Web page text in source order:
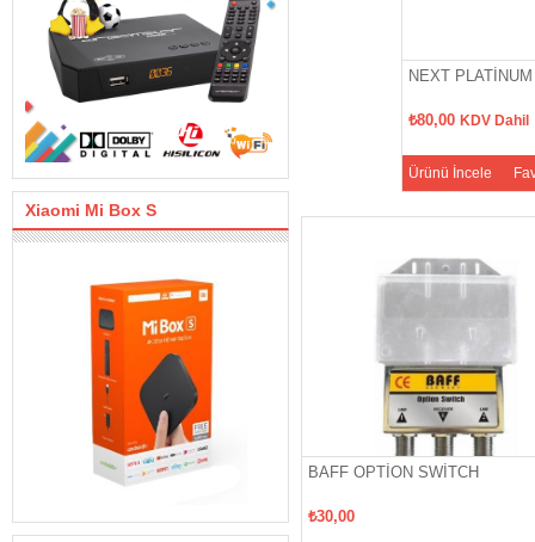
Xiaomi Mi Box S
NEXT
₺80,00KDV Dahil
Ürünü İncele
BAFF OPTİON SWİTCH
₺30,00